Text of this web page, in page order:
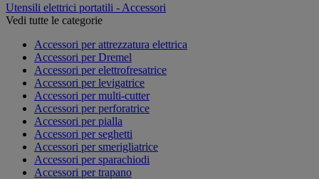
Utensili elettrici portatili - Accessori
Vedi tutte le categorie
Accessori per attrezzatura elettrica
Accessori per Dremel
Accessori per elettrofresatrice
Accessori per levigatrice
Accessori per multi-cutter
Accessori per perforatrice
Accessori per pialla
Accessori per seghetti
Accessori per smerigliatrice
Accessori per sparachiodi
Accessori per trapano